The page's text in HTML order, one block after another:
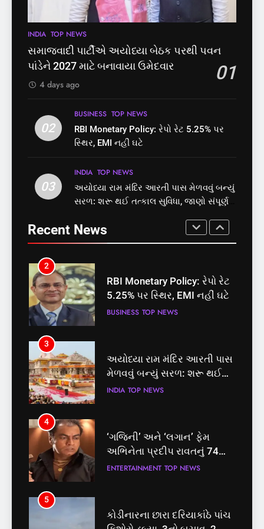
INDIA TOP NEWS
8
શું તમારું મધ કે ઘી ખરેખર શુદ્ધ
છે? FSSAIએ ડાબરના દાવાઓની
1
સમાજવાદી પાર્ટીએ અયોધ્યા
બેઠક પરથી પવન પાંડેને 2027
2
RBI Monetary Policy: રેપો રેટ
5.25% પર સ્થિર, EMI નહીં ઘટે
3
અયોધ્યા રામ મંદિર આરતી પાસ
મેળવવું બન્યું સરળ: શરૂ થઈ
તત્કાલ સુવિધા, જાણો સંપૂર્ણ
INDIA TOP NEWS
4
‘ગજિની’ અને ‘લગાન’ ફેમ
અભિનેતા પ્રદીપ રાવતનું 74
વર્ષની વયે નિધન, બ્લડ કેન્સર
ENTERTAINMENT
5
કોડીનારના છારા દરિયાકાંઠે પાંચ
કિશોરો ડૂબ્યા, 3નો બચાવ, 2
લાપતા
GUJARAT TOP NEWS
6
પાસપોર્ટ વેરિફિકેશન માટે હવે
INDIA TOP NEWS
સમાજવાદી પાર્ટીએ અયોધ્યા બેઠક પરથી પવન
પાંડેને 2027 માટે બનાવાયા ઉમેદવાર
01
4 days ago
02
BUSINESS TOP NEWS
RBI Monetary Policy: રેપો રેટ 5.25% પર
સ્થિર, EMI નહીં ઘટે
03
INDIA TOP NEWS
અયોધ્યા રામ મંદિર આરતી પાસ મેળવવું બન્યું
સરળ: શરૂ થઈ તત્કાલ સુવિધા, જાણો સંપૂર્ણ
Recent News
પ્રક્રિયા બની સરળ
7
રાજ્યસભામાં ‘જન્મ અને મૃત્યુ
નોંધણી બિલ2026’ ધ્વનિમતથી
શું તમારું મધ કે ઘી ખરેખર શુદ્ધ
છે? FSSAIએ ડાબરના દાવાઓની
1
સમાજવાદી પાર્ટીએ અયોધ્યા
બેઠક પરથી પવન પાંડેને 2027
માટે બનાવાયા ઉમેદવાર
2
RBI Monetary Policy: રેપો રેટ
5.25% પર સ્થિર, EMI નહીં ઘટે
BUSINESS TOP NEWS
3
અયોધ્યા રામ મંદિર આરતી પાસ
મેળવવું બન્યું સરળ: શરૂ થઈ
તત્કાલ સુવિધા, જાણો સંપૂર્ણ
INDIA TOP NEWS
4
‘ગજિની’ અને ‘લગાન’ ફેમ
અભિનેતા પ્રદીપ રાવતનું 74
વર્ષની વયે નિધન, બ્લડ કેન્સર
ENTERTAINMENT TOP NEWS
5
કોડીનારના છારા દરિયાકાંઠે પાંચ